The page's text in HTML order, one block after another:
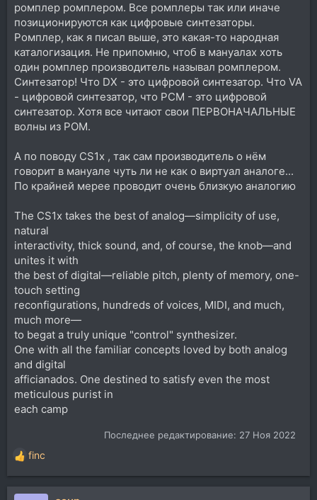
ромплер ромплером. Все ромплеры так или иначе
позиционируются как цифровые синтезаторы.
Ромплер, как я писал выше, это какая-то народная
каталогизация. Не припомню, чтоб в мануалах хоть
один ромплер производитель называл ромплером.
Синтезатор! Что DX - это цифровой синтезатор. Что VA
- цифровой синтезатор, что PCM - это цифровой
синтезатор. Хотя все читают свои ПЕРВОНАЧАЛЬНЫЕ
волны из РОМ.
А по поводу CS1x , так сам производитель о нём
говорит в мануале чуть ли не как о виртуал аналоге...
По крайней мерее проводит очень близкую аналогию
The CS1x takes the best of analog—simplicity of use,
natural
interactivity, thick sound, and, of course, the knob—and
unites it with
the best of digital—reliable pitch, plenty of memory, one-
touch setting
reconfigurations, hundreds of voices, MIDI, and much,
much more—
to begat a truly unique "control" synthesizer.
One with all the familiar concepts loved by both analog
and digital
afficianados. One destined to satisfy even the most
meticulous purist in
each camp
Последнее редактирование: 27 Ноя 2022
Р
е
а
finc